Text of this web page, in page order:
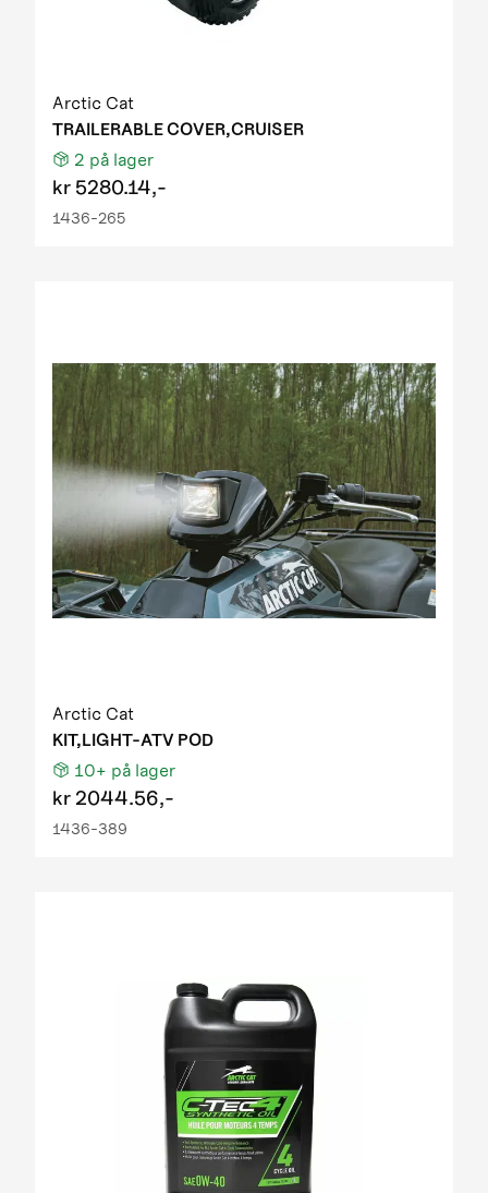
Arctic Cat
TRAILERABLE COVER,CRUISER
2 på lager
kr 5280.14,-
1436-265
Arctic Cat
KIT,LIGHT-ATV POD
10+ på lager
kr 2044.56,-
1436-389